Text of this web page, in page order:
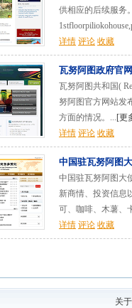
供相应的后续服务
详情 评论 收藏
瓦努阿图政府官网
瓦努阿图共和国(
努阿图官方网站发
方面的情况。...[更
详情 评论 收藏
中国驻瓦努阿图
中国驻瓦努阿图大
新商情、投资信息
可、咖啡、木薯、
详情 评论 收藏
关